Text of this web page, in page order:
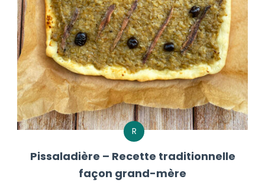
R
Pissaladière – Recette traditionnelle
façon grand-mère